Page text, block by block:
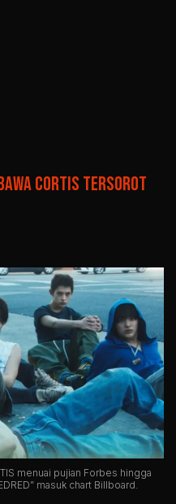
CORTIS Tersorot
menuai pujian Forbes hingga
masuk chart Billboard.